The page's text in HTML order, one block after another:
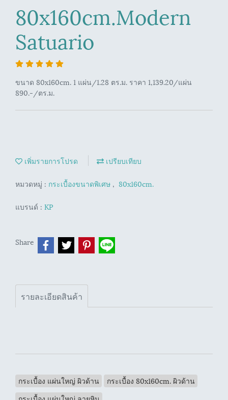
80x160cm.Modern
Satuario
ขนาด 80x160cm. 1 แผ่น/1.28 ตร.ม. ราคา 1,139.20/แผ่น
890.-/ตร.ม.
เพิ่มรายการโปรด เปรียบเทียบ
หมวดหมู่ : กระเบื้องขนาดพิเศษ , 80x160cm.
แบรนด์ : KP
Share
รายละเอียดสินค้า
กระเบื้อง แผ่นใหญ่ ผิวด้าน
กระเบื้อง 80x160cm. ผิวด้าน